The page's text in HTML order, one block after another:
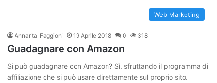
Web Marketing
Annarita_Faggioni 19 Aprile 2018 0 318
Guadagnare con Amazon
Si può guadagnare con Amazon? Sì, sfruttando il programma di
affiliazione che si può usare direttamente sul proprio sito.